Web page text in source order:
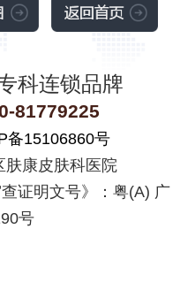
科连锁品牌
81779225
备15106860号
肤康皮肤科医院
证明文号》：粤(A) 广
号